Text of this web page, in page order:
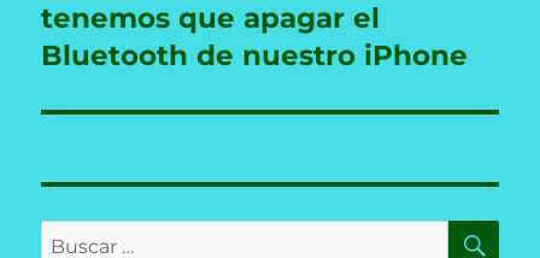
tenemos que apagar el
Bluetooth de nuestro iPhone
Buscar